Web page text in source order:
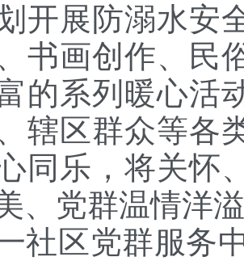
开展防溺水安
书画创作、民
的系列暖心活
辖区群众等各
同乐，将关怀
、党群温情洋
社区党群服务